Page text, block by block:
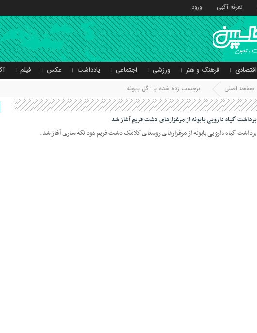
تعرفه آگهی ورود
اقتصادی فرهنگ و هنر ورزشی اجتماعی یادداشت عکس فیلم
صفحه اصلی برچسب زده شده با : گل بابونه
برداشت گیاه دارویی بابونه از مرغزار‌های دشت فریم آغاز شد
برداشت گیاه دارویی بابونه از مرغزار‌های روستای کلامک دشت فریم دودانگه ساری آغاز شد.